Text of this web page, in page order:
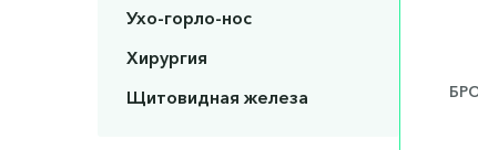
Ухо-горло-нос
Хирургия
Щитовидная железа